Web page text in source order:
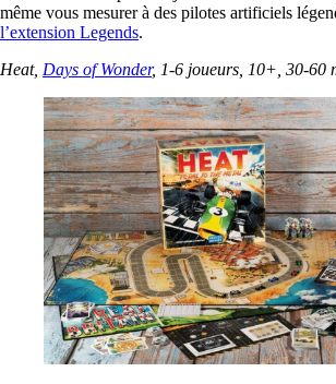
même vous mesurer à des pilotes artificiels
l’extension Legends.
Heat, Days of Wonder, 1-6 joueurs, 10+, 30-60